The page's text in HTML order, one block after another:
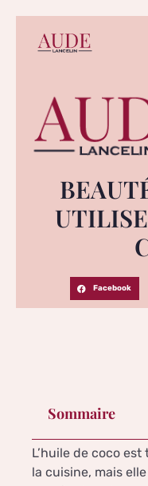
Facebook
Sommaire
L’huile de coco
la cuisine, mais